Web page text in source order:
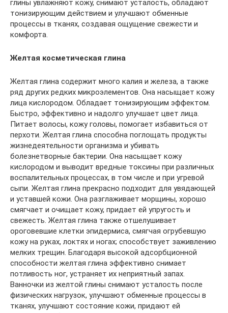
глины увлажняют кожу, снимают усталость, обладают
тонизирующим действием и улучшают обменные
процессы в тканях, создавая ощущение свежести и
комфорта.
Желтая косметическая глина
Желтая глина содержит много калия и железа, а также
ряд других редких микроэлементов. Она насыщает кожу
лица кислородом. Обладает тонизирующим эффектом.
Быстро, эффективно и надолго улучшает цвет лица.
Питает волосы, кожу головы, помогает избавиться от
перхоти. Желтая глина способна поглощать продукты
жизнедеятельности организма и убивать
болезнетворные бактерии. Она насыщает кожу
кислородом и выводит вредные токсины при различных
воспалительных процессах, в том числе и при угревой
сыпи. Желтая глина прекрасно подходит для увядающей
и уставшей кожи. Она разглаживает морщины, хорошо
смягчает и очищает кожу, придает ей упругость и
свежесть. Желтая глина также отшелушивает
ороговевшие клетки эпидермиса, смягчая огрубевшую
кожу на руках, локтях и ногах; способствует заживлению
мелких трещин. Благодаря высокой адсорбционной
способности желтая глина эффективно снимает
потливость ног, устраняет их неприятный запах.
Ванночки из желтой глины снимают усталость после
физических нагрузок, улучшают обменные процессы в
тканях, улучшают состояние кожи, придают ей